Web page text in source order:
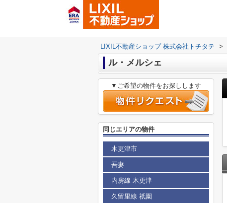
LIXIL不動産ショップ 株式会社トチタテ >
ル・メルシェ
▼ご希望の物件をお探しします
同じエリアの物件
木更津市
吾妻
内房線 木更津
久留里線 祇園